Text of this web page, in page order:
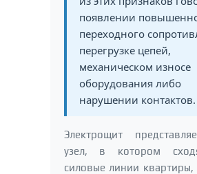
появлении
переходного
перегрузке цепей,
механическом износе
оборудования либо
нарушении контактов.
Электрощит
узел, в котором
силовые линии